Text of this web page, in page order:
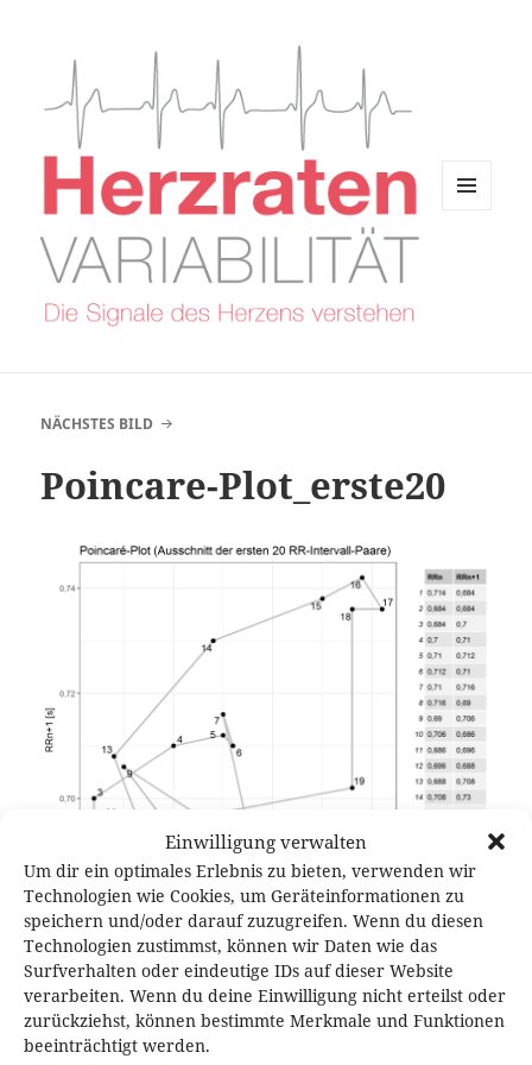
Einwilligung verwalten
Um dir ein optimales Erlebnis zu bieten, verwenden wir
Technologien wie Cookies, um Geräteinformationen zu
speichern und/oder darauf zuzugreifen. Wenn du diesen
Technologien zustimmst, können wir Daten wie das
Surfverhalten oder eindeutige IDs auf dieser Website
verarbeiten. Wenn du deine Einwilligung nicht erteilst oder
zurückziehst, können bestimmte Merkmale und Funktionen
beeinträchtigt werden.
NÄCHSTES BILD
Poincare-Plot_erste20
Veröffentlicht
16. Juli 2017 Originalgröße
2100 × 1800